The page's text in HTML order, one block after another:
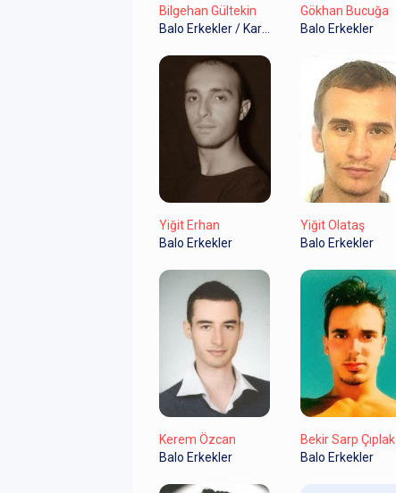
Bilgehan Gültekin
Gökhan Bucuğa
Balo Erkekler
Yiğit Erhan
Balo Erkekler
Yiğit Olataş
Balo Erkekler
Kerem Özcan
Balo Erkekler
Bekir Sarp Çıplak
Balo Erkekler